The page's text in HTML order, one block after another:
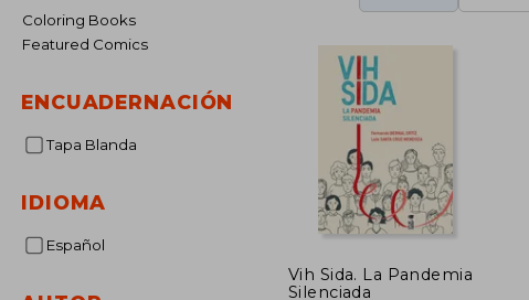
Coloring Books
Featured Comics
ENCUADERNACIÓN
Tapa Blanda
IDIOMA
Español
Vih Sida. La Pandemia
Silenciada